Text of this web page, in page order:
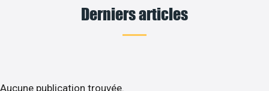
Derniers articles
Aucune publication trouvée.